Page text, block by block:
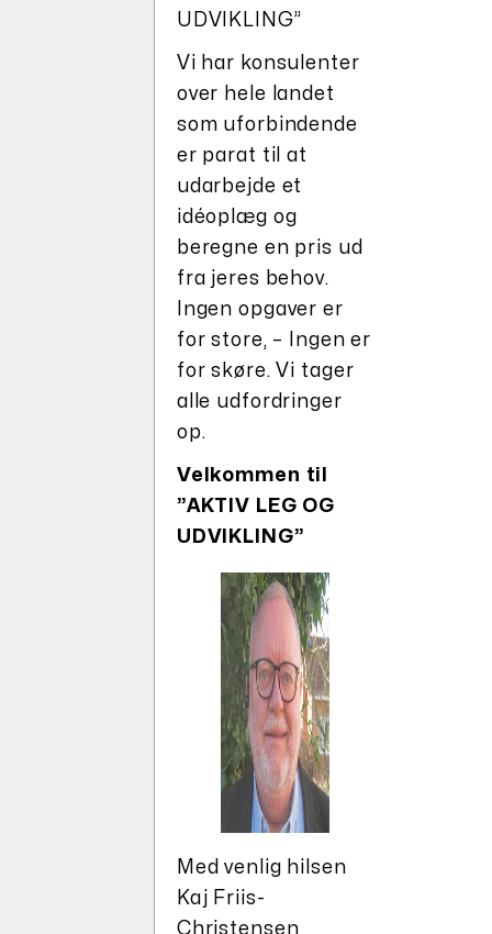
UDVIKLING”
Vi har konsulenter
over hele landet
som uforbindende
er parat til at
udarbejde et
idéoplæg og
beregne en pris ud
fra jeres behov.
Ingen opgaver er
for store, – Ingen er
for skøre. Vi tager
alle udfordringer
op.
Velkommen til
”AKTIV LEG OG
UDVIKLING”
Med venlig hilsen
Kaj Friis-
Christensen